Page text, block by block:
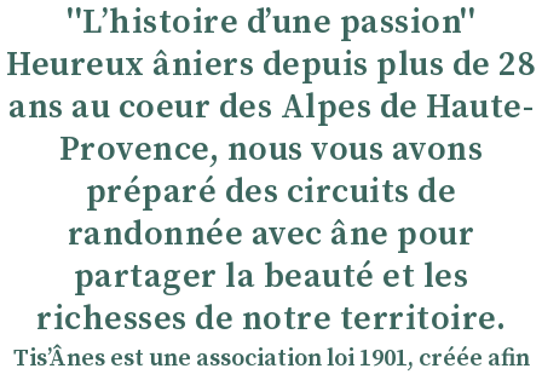
''Lʼhistoire dʼune passion''
Heureux âniers depuis plus de 28
ans au coeur des Alpes de Haute-
Provence, nous vous avons
préparé des circuits de
randonnée avec âne pour
partager la beauté et les
richesses de notre territoire.
TisʼÂnes est une association loi 1901, créée afin